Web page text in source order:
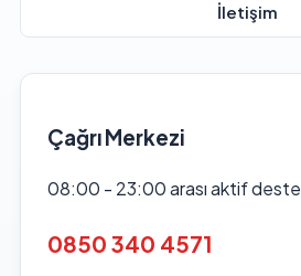
İletişim
Çağrı Merkezi
08:00 - 23:00 arası aktif
0850 340 4571